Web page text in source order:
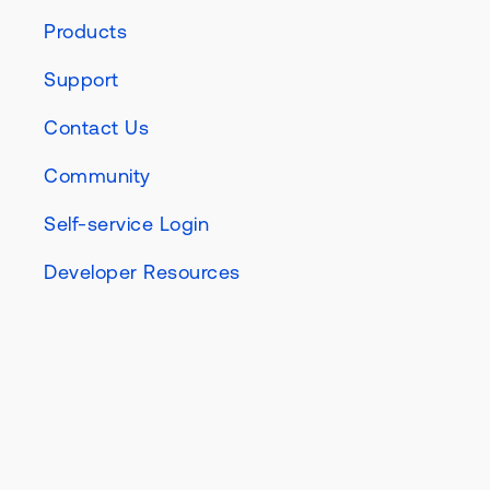
Products
Support
Contact Us
Community
Self-service Login
Developer Resources